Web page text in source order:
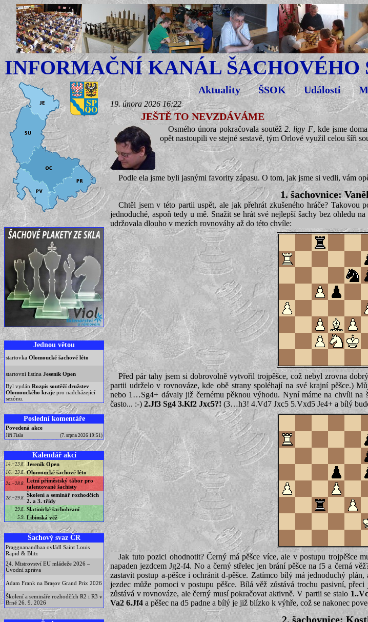
INFORMAČNÍ KANÁL
Jednou větou
startovka Olomoucké šachové léto
startovní listina Jeseník Open
Byl vydán Rozpis soutěží družstev
Olomouckého kraje pro nadcházející
sezónu.
Poslední komentáře
Povedená akce
Jiří Fiala (7. srpna 2026 19:51)
Kalendář akcí
14.−23.8. Jeseník Open
16.−23.8. Olomoucké šachové léto
24.−28.8. Letní příměstský tábor pro
talentované šachisty
28.−29.8. Školení a seminář rozhodčích
2. a 3. třídy
29.8. Slatinické šachobraní
5.9. Libinská věž
Šachový svaz ČR
Praggnanandhaa ovládl Saint Louis
Rapid & Blitz
24. Mistrovství EU mládeže 2026 –
Úvodní zpráva
Adam Frank na Brașov Grand Prix 2026
Školení a semináře rozhodčích R2 i R3 v
Brně 26. 9. 2026
Aktuality ŠSOK Události
19. února 2026 16:22
JEŠTĚ TO NEVZDÁVÁME
Osmého února pokračovala soutěž 2. ligy F, kde jsme
opět nastoupili ve stejné sestavě, tým Orlové využil celou šíři
Podle ela jsme byli jasnými favority zápasu. O tom, jak jsme si vedli, vám
1. šachovnice:
Chtěl jsem v této partii uspět, ale jak přehrát zkušeného hráče?
jednoduché, aspoň tedy u mě. Snažit se hrát své nejlepší šachy bez ohledu
udržovala dlouho v mezích rovnováhy až do této chvíle:
Před pár tahy jsem si dobrovolně vytvořil trojpěšce, což nebyl zrovna
partii udrželo v rovnováze, kde obě strany spoléhají na své krajní pěšce.)
nebo 1…Sg4+ dávaly již černému pěknou výhodu. Nyní máme na chvíli na
často... :-) 2.Jf3 Sg4 3.Kf2 Jxc5?! (3…h3! 4.Vd7 Jxc5 5.Vxd5 Je4+ a bílý
Jak tuto pozici ohodnotit? Černý má pěšce více, ale v postupu trojpěšce
napaden jezdcem Jg2-f4. No a černý střelec jen brání pěšce na f5 a černá
zastavit postup a-pěšce i ochránit d-pěšce. Zatímco bílý má jednoduchý
jezdec může pomoci v postupu pěšce. Bílá věž zůstává trochu pasivní,
zůstává v rovnováze, ale černý musí pokračovat aktivně. V partii se stalo
Va2 6.Jf4 a pěšec na d5 padne a bílý je již blízko k výhře, což se nakonec
2. šachovnice: